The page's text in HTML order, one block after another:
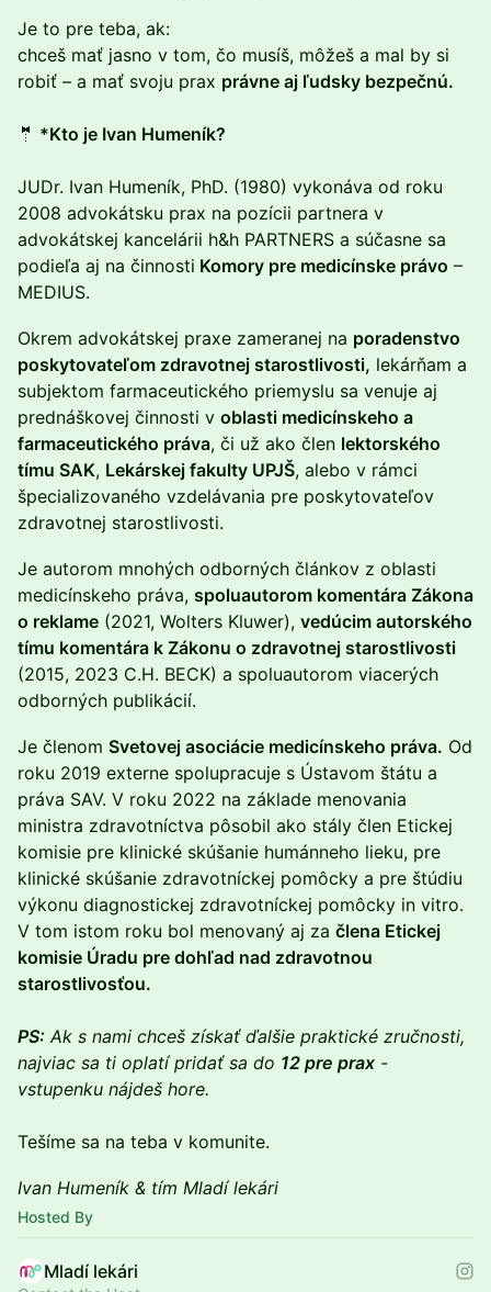
Je to pre teba, ak:
chceš mať jasno v tom, čo musíš, môžeš a mal by si
robiť – a mať svoju prax právne aj ľudsky bezpečnú.
🤵 *Kto je Ivan Humeník?
JUDr. Ivan Humeník, PhD. (1980) vykonáva od roku
2008 advokátsku prax na pozícii partnera v
advokátskej kancelárii h&h PARTNERS a súčasne sa
podieľa aj na činnosti Komory pre medicínske právo –
MEDIUS.
Okrem advokátskej praxe zameranej na poradenstvo
poskytovateľom zdravotnej starostlivosti, lekárňam a
subjektom farmaceutického priemyslu sa venuje aj
prednáškovej činnosti v oblasti medicínskeho a
farmaceutického práva, či už ako člen lektorského
tímu SAK, Lekárskej fakulty UPJŠ, alebo v rámci
špecializovaného vzdelávania pre poskytovateľov
zdravotnej starostlivosti.
Je autorom mnohých odborných článkov z oblasti
medicínskeho práva, spoluautorom komentára Zákona
o reklame (2021, Wolters Kluwer), vedúcim autorského
tímu komentára k Zákonu o zdravotnej starostlivosti
(2015, 2023 C.H. BECK) a spoluautorom viacerých
odborných publikácií.
Je členom Svetovej asociácie medicínskeho práva. Od
roku 2019 externe spolupracuje s Ústavom štátu a
práva SAV. V roku 2022 na základe menovania
ministra zdravotníctva pôsobil ako stály člen Etickej
komisie pre klinické skúšanie humánneho lieku, pre
klinické skúšanie zdravotníckej pomôcky a pre štúdiu
výkonu diagnostickej zdravotníckej pomôcky in vitro.
V tom istom roku bol menovaný aj za člena Etickej
komisie Úradu pre dohľad nad zdravotnou
starostlivosťou.
PS: Ak s nami chceš získať ďalšie praktické zručnosti,
najviac sa ti oplatí pridať sa do 12 pre prax -
vstupenku nájdeš hore.
Tešíme sa na teba v komunite.
Ivan Humeník & tím Mladí lekári
Hosted By
Mladí lekári